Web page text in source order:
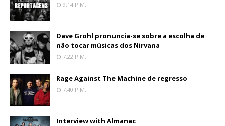
9:14 P.m.
Dave Grohl pronuncia-se sobre a escolha de
não tocar músicas dos Nirvana
7:22 P.m.
Rage Against The Machine de regresso
7:40 P.m.
Interview with Almanac